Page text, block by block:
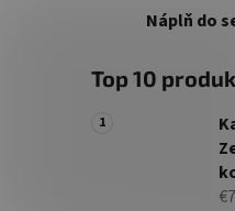
Náplň do
Top 10